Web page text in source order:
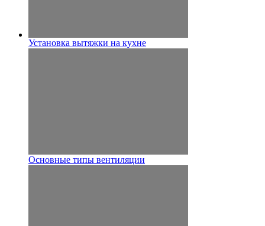
Установка вытяжки на кухне
Основные типы вентиляции